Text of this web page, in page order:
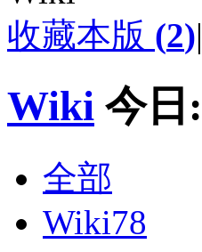
收藏本版 (2)|
Wiki 今日:
全部
Wiki78